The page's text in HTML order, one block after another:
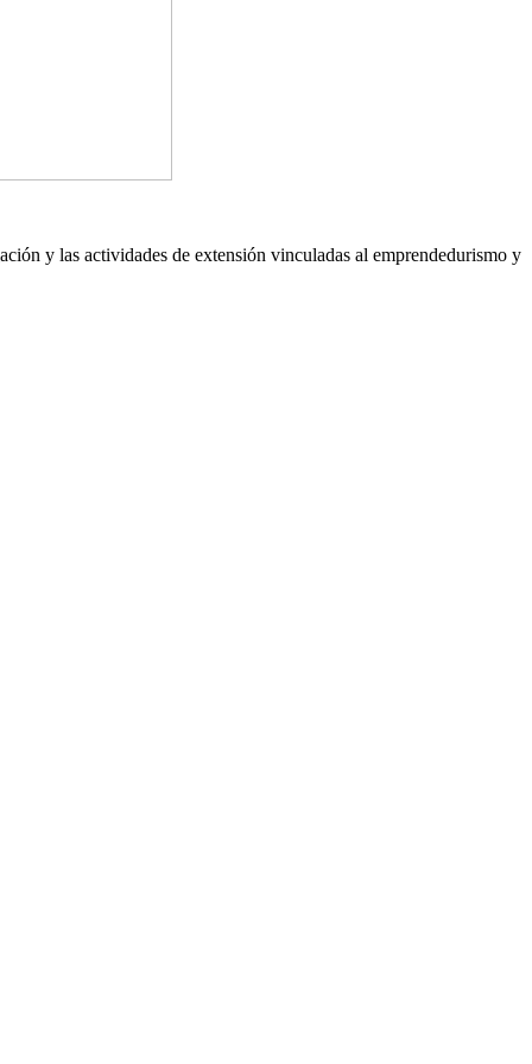
y las actividades de extensión vinculadas al emprendedurismo y